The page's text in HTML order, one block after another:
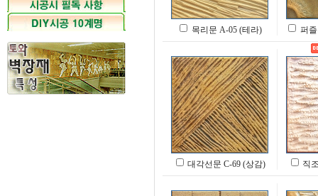
목리문 A-05 (테라) 퍼
대각선문 C-69 (상감) 직